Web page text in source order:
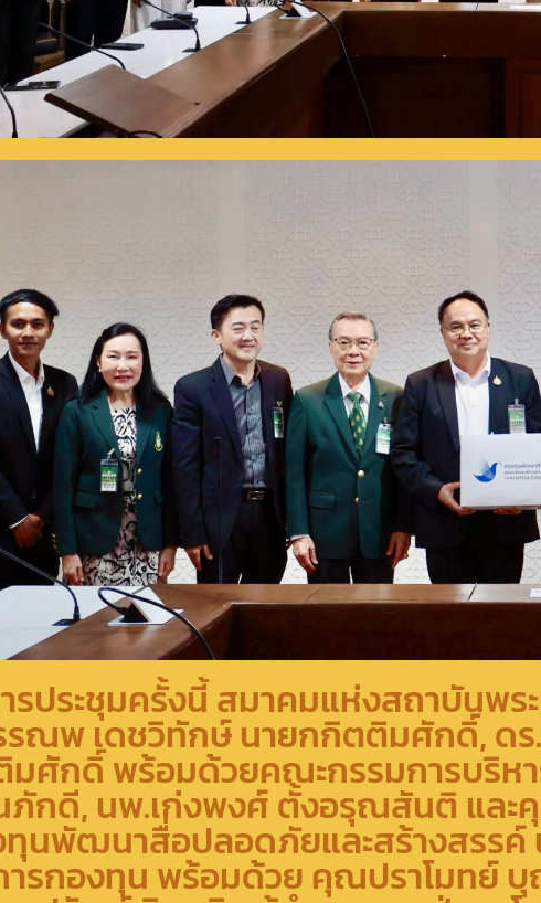
รประชุมครั้งนี้ สมาคมแห่งสถาบันพร
รณพ เดชวิทักษ์ นายกกิตติมศักดิ์, ด
ศักดิ์ พร้อมด้วยคณะกรรมการบริห
ภักดี, นพ.เก่งพงศ์ ตั้งอรุณสันติ แล
นพัฒนาสื่อปลอดภัยและสร้างสรรค์
รกองทุน พร้อมด้วย คุณปราโมทย์